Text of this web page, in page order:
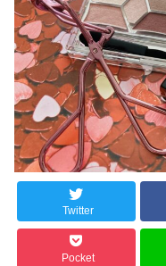
Twitter
Pocket